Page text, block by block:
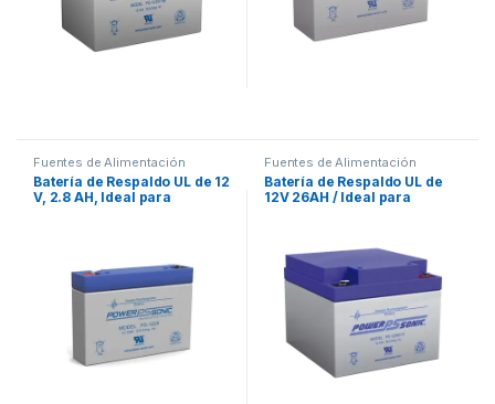
Fuentes de Alimentación
Batería de Respaldo UL de 12
V, 2.8 AH, Ideal para
Fuentes de Alimentación
Batería de Respaldo UL de
12V 26AH / Ideal para
Acceso / Intrusión /
Videovigilancia /
Terminales Tipo F2